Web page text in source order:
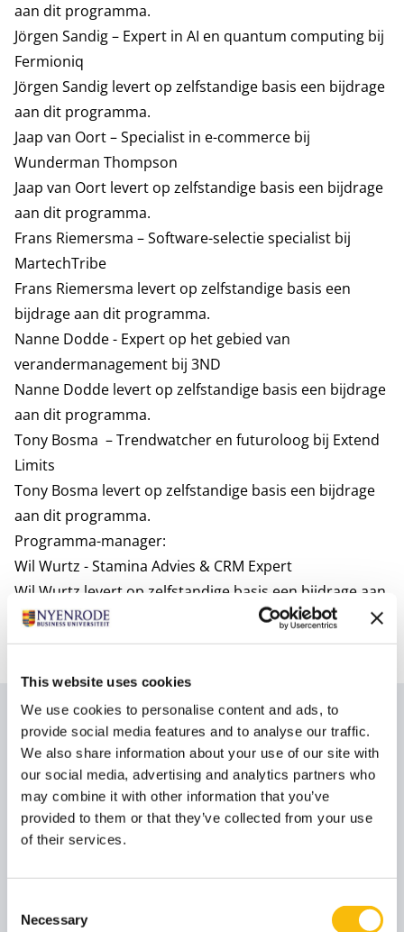
This website uses cookies
We use cookies to personalise content and ads, to
provide social media features and to analyse our traffic.
We also share information about your use of our site with
our social media, advertising and analytics partners who
may combine it with other information that you’ve
provided to them or that they’ve collected from your use
of their services.
Selection
Necessary
aan dit programma.
Jörgen Sandig – Expert in AI en quantum computing bij
Fermioniq
Jörgen Sandig levert op zelfstandige basis een bijdrage
aan dit programma.
Jaap van Oort – Specialist in e-commerce bij
Wunderman Thompson
Jaap van Oort levert op zelfstandige basis een bijdrage
aan dit programma.
Frans Riemersma – Software-selectie specialist bij
MartechTribe
Frans Riemersma levert op zelfstandige basis een
bijdrage aan dit programma.
Nanne Dodde - Expert op het gebied van
verandermanagement bij 3ND
Nanne Dodde levert op zelfstandige basis een bijdrage
aan dit programma.
Tony Bosma – Trendwatcher en futuroloog bij Extend
Limits
Tony Bosma levert op zelfstandige basis een bijdrage
aan dit programma.
Programma-manager:
Wil Wurtz - Stamina Advies & CRM Expert
Wil Wurtz levert op zelfstandige basis een bijdrage aan
dit programma.
Deze sprekers zijn onder voorbehoud van wijzigingen.
Sprekers
Eefje Jonker
Functietitel
Gastspreker
Eefje Jonker is founder en CEO van strategie,
innovatie en transformatie bureau Stay Future